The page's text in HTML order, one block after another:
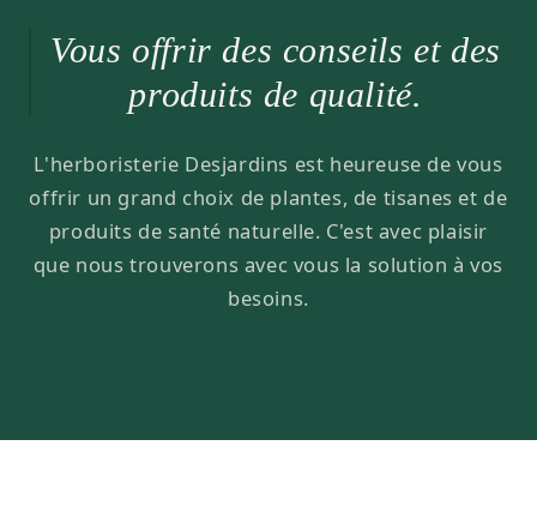
Vous offrir des conseils et des
produits de qualité.
L'herboristerie Desjardins est heureuse de vous
offrir un grand choix de plantes, de tisanes et de
produits de santé naturelle. C'est avec plaisir
que nous trouverons avec vous la solution à vos
besoins.